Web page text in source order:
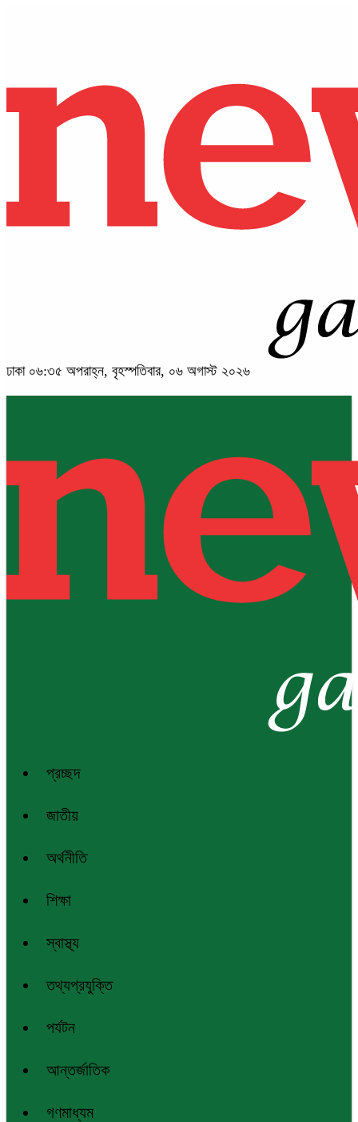
ঢাকা ০৬:৩৫ অপরাহ্ন, বৃহস্পতিবার, ০৬ অগাস্ট ২০২৬
প্রচ্ছদ
জাতীয়
অর্থনীতি
শিক্ষা
স্বাস্থ্য
তথ্যপ্রযুক্তি
পর্যটন
আন্তর্জাতিক
গণমাধ্যম